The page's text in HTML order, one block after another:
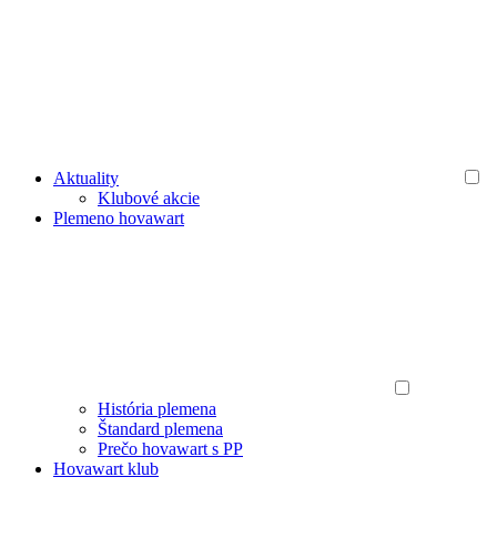
Aktuality
Klubové akcie
Plemeno hovawart
História plemena
Štandard plemena
Prečo hovawart s PP
Hovawart klub